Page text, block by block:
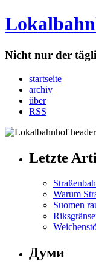
Nicht nur der
startseite
archiv
über
RSS
Letzte
Warum
Suomen
Думи